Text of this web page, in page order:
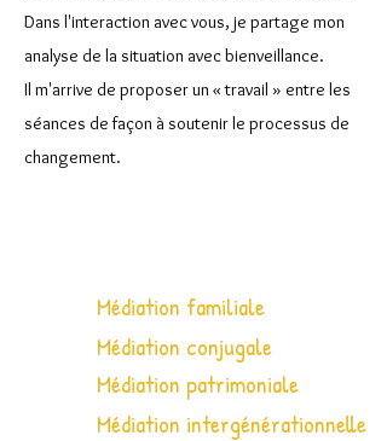
Dans l'interaction avec vous, je partage mon
analyse de la situation avec bienveillance.
Il m'arrive de proposer un « travail » entre les
séances de façon à soutenir le processus de
changement.
Médiation familiale
Médiation conjugale
Médiation patrimoniale
Médiation intergénérationnelle